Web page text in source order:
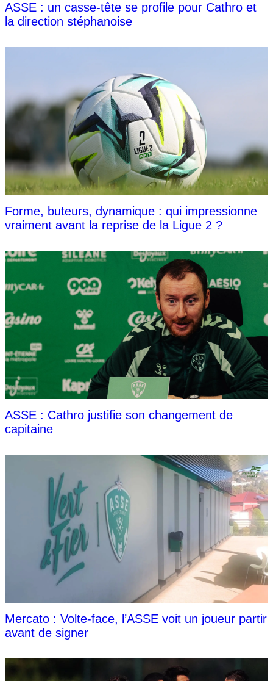
ASSE : un casse-tête se profile pour Cathro et
la direction stéphanoise
Forme, buteurs, dynamique : qui impressionne
vraiment avant la reprise de la Ligue 2 ?
ASSE : Cathro justifie son changement de
capitaine
Mercato : Volte-face, l’ASSE voit un joueur partir
avant de signer